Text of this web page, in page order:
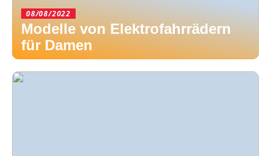
08/08/2022
Modelle von Elektrofahrrädern
für Damen